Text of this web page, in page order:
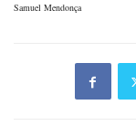
Samuel Mendonça